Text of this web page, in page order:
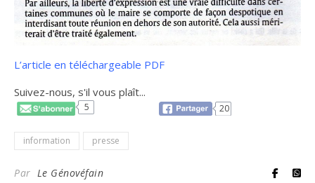
L’article en téléchargeable PDF
Suivez-nous, s'il vous plaît...
5 20
information presse
Par Le Génovéfain